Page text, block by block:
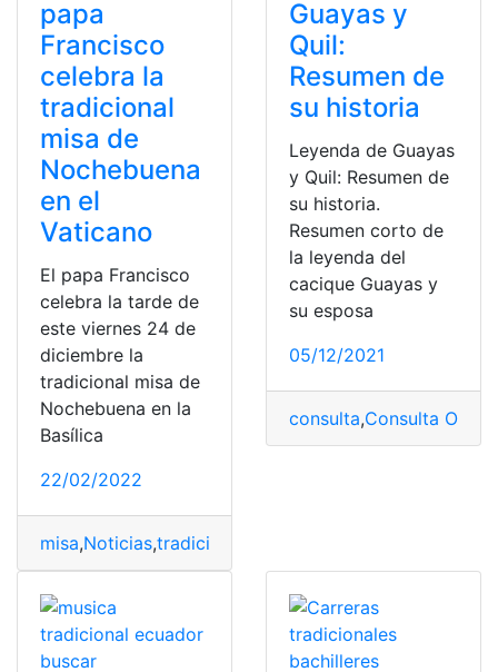
papa
Francisco
celebra la
tradicional
misa de
Nochebuena
en el
Vaticano
El papa Francisco
celebra la tarde de
este viernes 24 de
diciembre la
tradicional misa de
Nochebuena en la
Basílica
22/02/2022
misa,Noticias,tradicional
Guayas y
Quil:
Resumen de
su historia
Leyenda de Guayas
y Quil: Resumen de
su historia.
Resumen corto de
la leyenda del
cacique Guayas y
su esposa
05/12/2021
consulta,Consulta Online